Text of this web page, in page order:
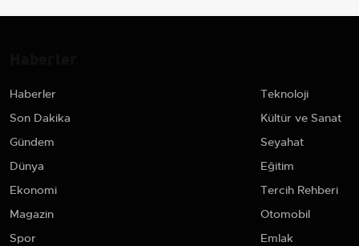
Haberler
Son Dakika
Gündem
Dünya
Ekonomi
Magazin
Spor
Teknoloji
Kültür ve Sanat
Seyahat
Eğitim
Tercih Rehberi
Otomobil
Emlak